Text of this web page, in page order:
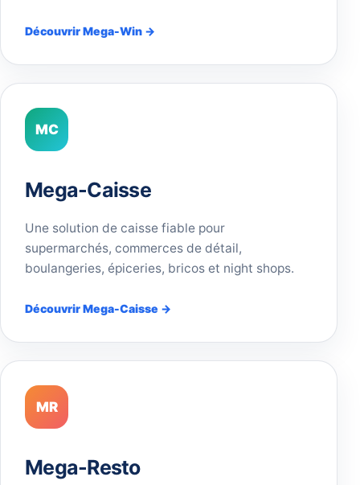
Découvrir Mega-Win →
MC
Mega-Caisse
Une solution de caisse fiable pour
supermarchés, commerces de détail,
boulangeries, épiceries, bricos et night shops.
Découvrir Mega-Caisse →
MR
Mega-Resto